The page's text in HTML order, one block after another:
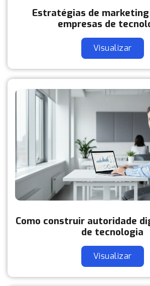
Estratégias de marketing
empresas de
Visualizar
Como construir autoridade
de tecnologia
Visualizar